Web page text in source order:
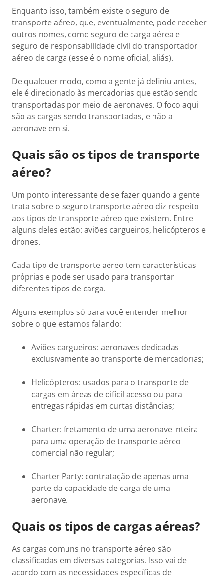
Enquanto isso, também existe o seguro de
transporte aéreo, que, eventualmente, pode receber
outros nomes, como seguro de carga aérea e
seguro de responsabilidade civil do transportador
aéreo de carga (esse é o nome oficial, aliás).
De qualquer modo, como a gente já definiu antes,
ele é direcionado às mercadorias que estão sendo
transportadas por meio de aeronaves. O foco aqui
são as cargas sendo transportadas, e não a
aeronave em si.
Quais são os tipos de transporte
aéreo?
Um ponto interessante de se fazer quando a gente
trata sobre o seguro transporte aéreo diz respeito
aos tipos de transporte aéreo que existem. Entre
alguns deles estão: aviões cargueiros, helicópteros e
drones.
Cada tipo de transporte aéreo tem características
próprias e pode ser usado para transportar
diferentes tipos de carga.
Alguns exemplos só para você entender melhor
sobre o que estamos falando:
Aviões cargueiros: aeronaves dedicadas
exclusivamente ao transporte de mercadorias;
Helicópteros: usados para o transporte de
cargas em áreas de difícil acesso ou para
entregas rápidas em curtas distâncias;
Charter: fretamento de uma aeronave inteira
para uma operação de transporte aéreo
comercial não regular;
Charter Party: contratação de apenas uma
parte da capacidade de carga de uma
aeronave.
Quais os tipos de cargas aéreas?
As cargas comuns no transporte aéreo são
classificadas em diversas categorias. Isso vai de
acordo com as necessidades específicas de